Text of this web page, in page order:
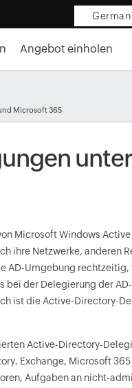
German
Angebot einholen
Microsoft 365
unter
Microsoft Windows
ihre Netzwerke, anderen
AD-Umgebung rechtzeitig,
bei der Delegierung der AD-
ist die Active-Directory-
Active-Directory-
Exchange, Microsoft
Aufgaben an nicht-